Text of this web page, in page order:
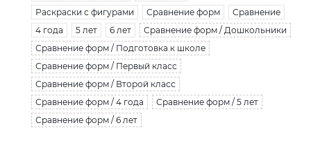
Раскраски с фигурами
Сравнение форм
Сравнение
4 года
5 лет 6 лет
Сравнение форм / Дошкольники
Сравнение форм / Подготовка к школе
Сравнение форм / Первый класс
Сравнение форм / Второй класс
Сравнение форм / 4 года
Сравнение форм / 5 лет
Сравнение форм / 6 лет